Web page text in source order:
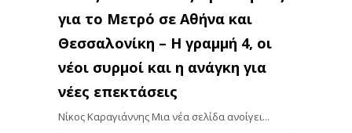
για το Μετρό σε Αθήνα και
Θεσσαλονίκη – Η γραμμή 4, οι
νέοι συρμοί και η ανάγκη για
νέες επεκτάσεις
Νίκος Καραγιάννης Μια νέα σελίδα ανοίγει...